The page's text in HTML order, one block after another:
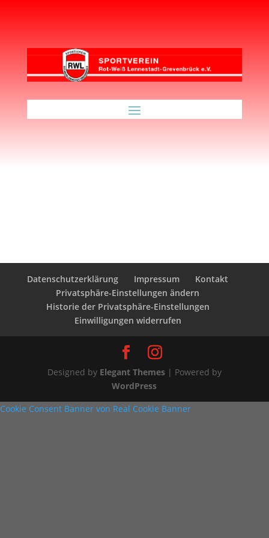
Datenschutzerklärung Impressum
Kontakt
Privatsphäre-Einstellungen ändern
Historie der Privatsphäre-Einstellungen
Einwilligungen widerrufen
Designed by Elegant Themes| Powered by
WordPress
Cookie Consent Banner von Real Cookie Banner